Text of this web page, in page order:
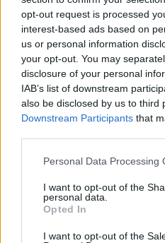
opt-out request is processed
interest-based ads based on
us or personal information
your opt-out. You may
disclosure of your personal
IAB’s list of downstream
also be disclosed by us to third
Downstream Participants that
Please note that this website/
not limited to your visit or
grant or deny consent to
use your data for below
consent section.
Personal Data Processing
I want to opt-out of the
personal data.
Opted In
I want to opt-out of the
támadásokat és az
tolerálják" .
Kedden újabb fejlemény
miután a L'Équipe-hez
sajtóorgánum is úgy
helyzet miatt benyújtotta
vezetőedzője,Marcelino,
csoportkörös
beszámolója szerint
stábban dolgozó Jacques
irányítani, és a kialakult
Pierre Papin is.